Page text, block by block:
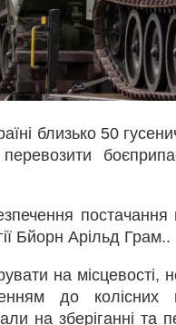
близько 50
перевозити
Бйорн Арільд Грам..
на місцевості,
до колісних
на зберіганні та